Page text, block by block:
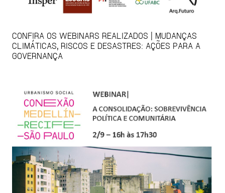
CONFIRA OS WEBINARS REALIZADOS | MUDANÇAS
CLIMÁTICAS, RISCOS E DESASTRES: AÇÕES PARA A
GOVERNANÇA